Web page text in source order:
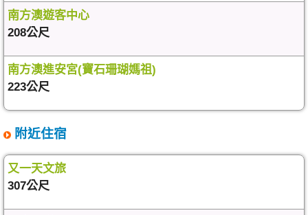
南方澳遊客中心
208公尺
南方澳進安宮(寶石珊瑚媽祖)
223公尺
附近住宿
又一天文旅
307公尺